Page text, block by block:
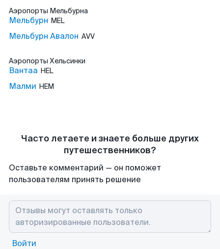
Аэропорты Мельбурна
Мельбурн MEL
Мельбурн Авалон AVV
Аэропорты Хельсинки
Вантаа HEL
Малми HEM
Часто летаете и знаете больше других
путешественников?
Оставьте комментарий — он поможет
пользователям принять решение
Войти